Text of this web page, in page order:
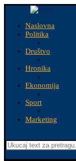
Naslovna
Politika
Društvo
Hronika
Ekonomija
Sport
Marketing